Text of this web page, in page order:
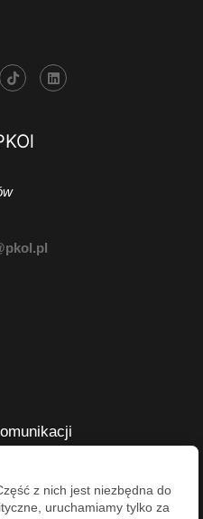
z nich jest niezbędna do
uruchamiamy tylko za